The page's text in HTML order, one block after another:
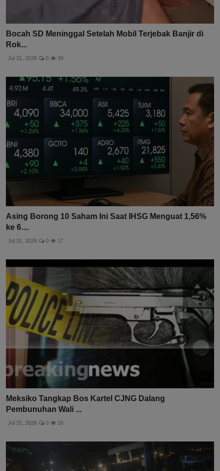
Bocah SD Meninggal Setelah Mobil Terjebak Banjir di
Rok...
Jul 31, 2026 0 39
Asing Borong 10 Saham Ini Saat IHSG Menguat 1,56%
ke 6....
Jul 31, 2026 0 17
Meksiko Tangkap Bos Kartel CJNG Dalang
Pembunuhan Wali ...
Jul 31, 2026 0 16